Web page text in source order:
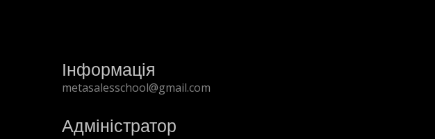
Інформація
metasalesschool@gmail.com
Адміністратор